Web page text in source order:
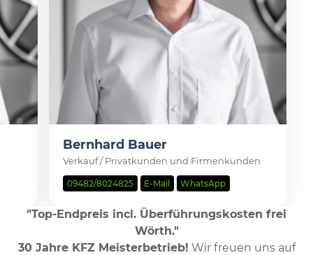
Bernhard Bauer
Verkauf / Privatkunden und Firmenkunden
09482/8024825 E-Mail WhatsApp
"Top-Endpreis incl. Überführungskosten frei
Wörth."
30 Jahre KFZ Meisterbetrieb! Wir freuen uns auf